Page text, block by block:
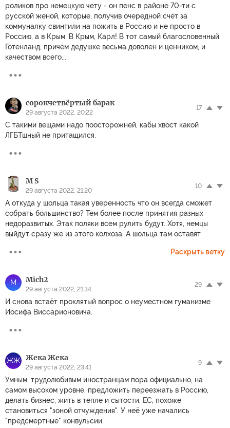
роликов про немецкую чету - он пенс в районе 70-ти с
русской женой, которые, получив очередной счёт за
коммуналку свинтили на пожить в Россию и не просто в
Россию, а в Крым. В Крым, Карл! В тот самый благословенный
Готенланд, причём дедушке весьма доволен и ценником, и
качеством всего...
сорокчетвёртый барак
29 августа 2022, 20:22
17
С такими вещами надо поосторожней, кабы хвост какой
ЛГБТшный не притащился.
M S
29 августа 2022, 21:20
10
А откуда у шольца такая уверенность что он всегда сможет
собрать большинство? Тем более после принятия разных
недоразвитых. Этак поляки всем рулить будут. Хотя, немцы
выйдут сразу же из этого колхоза. А шольца там оставят
Раскрыть ветку
M Mich2
29 августа 2022, 21:34
29
И снова встаёт проклятый вопрос о неуместном гуманизме
Иосифа Виссарионовича.
ЖЖ Жека Жека
29 августа 2022, 23:41
9
Умным, трудолюбивым иностранцам пора официально, на
самом высоком уровне, предложить переезжать в Россию,
делать бизнес, жить в тепле и сытости. ЕС, похоже
становиться "зоной отчуждения". У неë уже начались
"предсмертные" конвульсии.